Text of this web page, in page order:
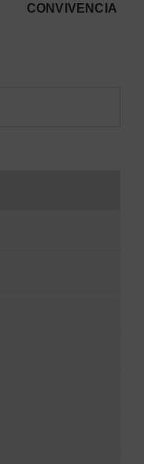
CONVIVENCIA